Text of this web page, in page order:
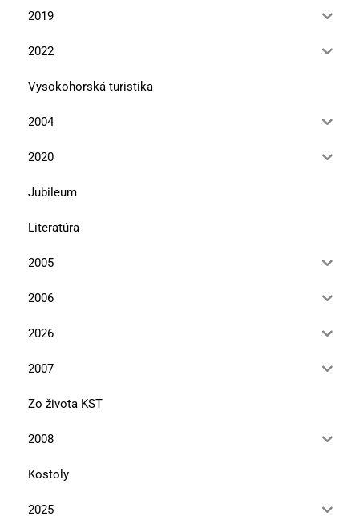
2019
2022
Vysokohorská turistika
2004
2020
Jubileum
Literatúra
2005
2006
2026
2007
Zo života KST
2008
Kostoly
2025